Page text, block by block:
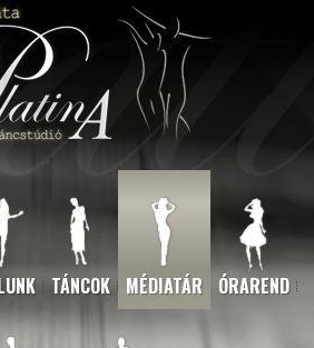
TÁNCOK MÉDIATÁR ÓRAREND